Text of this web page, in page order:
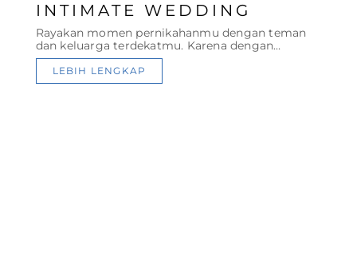
INTIMATE WEDDING
Rayakan momen pernikahanmu dengan teman
dan keluarga terdekatmu. Karena dengan
pernikahan yang intim membuat momentmu
lebih berharga
LEBIH LENGKAP